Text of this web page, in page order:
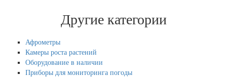
Другие категории
Афрометры
Камеры роста растений
Оборудование в наличии
Приборы для мониторинга погоды